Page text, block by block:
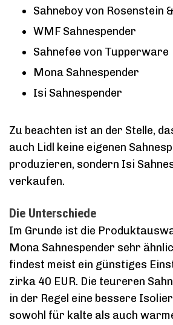
Sahneboy von Rosenstein
WMF Sahnespender
Sahnefee von Tupperware
Mona Sahnespender
Isi Sahnespender
Zu beachten ist an der Stelle,
auch Lidl keine eigenen
produzieren, sondern Isi
verkaufen.
Die Unterschiede
Im Grunde ist die
Mona Sahnespender sehr
findest meist ein günstiges
zirka 40 EUR. Die teureren
in der Regel eine bessere
sowohl für kalte als auch